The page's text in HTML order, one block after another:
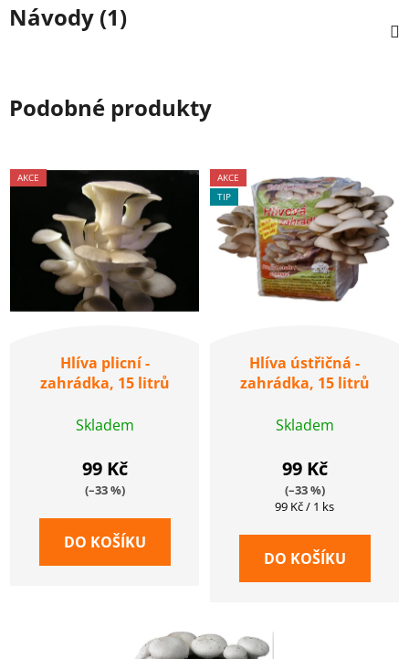
Návody (1)
Podobné produkty
AKCE
Hlíva plicní -
zahrádka, 15 litrů
Skladem
99 Kč
(–33 %)
DO KOŠÍKU
AKCE
TIP
Hlíva ústřičná -
zahrádka, 15 litrů
Skladem
99 Kč
(–33 %)
Měrná
99 Kč / 1 ks
DO KOŠÍKU